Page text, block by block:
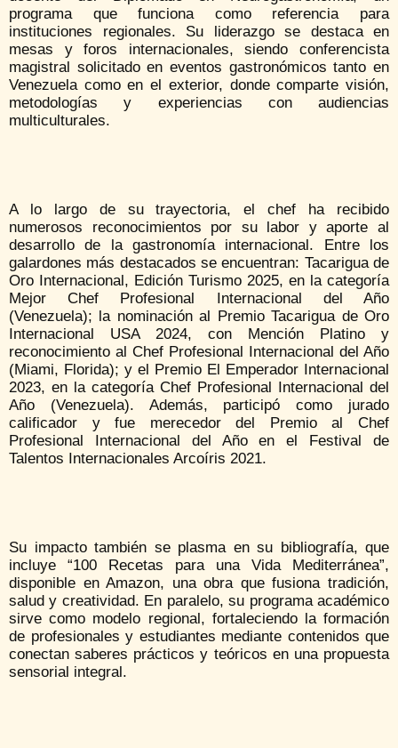
programa que funciona como referencia para
instituciones regionales. Su liderazgo se destaca en
mesas y foros internacionales, siendo conferencista
magistral solicitado en eventos gastronómicos tanto en
Venezuela como en el exterior, donde comparte visión,
metodologías y experiencias con audiencias
multiculturales.
A lo largo de su trayectoria, el chef ha recibido
numerosos reconocimientos por su labor y aporte al
desarrollo de la gastronomía internacional. Entre los
galardones más destacados se encuentran: Tacarigua de
Oro Internacional, Edición Turismo 2025, en la categoría
Mejor Chef Profesional Internacional del Año
(Venezuela); la nominación al Premio Tacarigua de Oro
Internacional USA 2024, con Mención Platino y
reconocimiento al Chef Profesional Internacional del Año
(Miami, Florida); y el Premio El Emperador Internacional
2023, en la categoría Chef Profesional Internacional del
Año (Venezuela). Además, participó como jurado
calificador y fue merecedor del Premio al Chef
Profesional Internacional del Año en el Festival de
Talentos Internacionales Arcoíris 2021.
Su impacto también se plasma en su bibliografía, que
incluye “100 Recetas para una Vida Mediterránea”,
disponible en Amazon, una obra que fusiona tradición,
salud y creatividad. En paralelo, su programa académico
sirve como modelo regional, fortaleciendo la formación
de profesionales y estudiantes mediante contenidos que
conectan saberes prácticos y teóricos en una propuesta
sensorial integral.